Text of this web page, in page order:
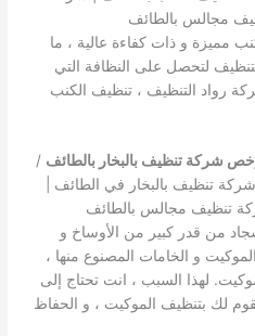
مجالس بالطائف
و ذات كفاءة عالية ، ما
لتحصل على النظافة التي
رواد التنظيف ، تنظيف الكنب
شركة تنظيف بالبخار بالطائف /
تنظيف بالبخار في الطائف |
تنظيف مجالس بالطائف
من قدر كبير من الأوساخ و
و الخامات المصنوع منها ،
لهذا السبب ، انت تحتاج إلى
لك بتنظيف الموكيت ، و الحفاظ